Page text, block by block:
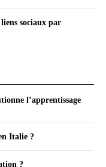
sociaux par
l’apprentissage
Italie ?
?